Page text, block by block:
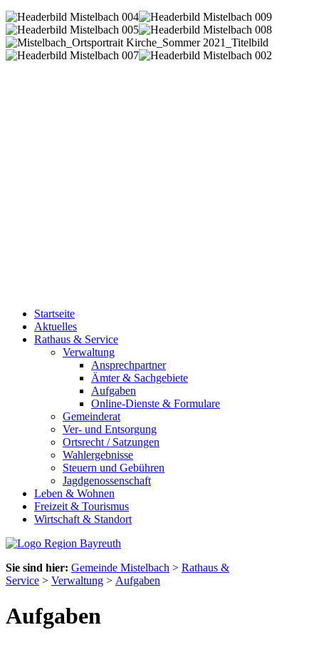
Startseite
Aktuelles
Rathaus & Service
Verwaltung
Ansprechpartner
Ämter & Sachgebiete
Aufgaben
Online-Dienste & Formulare
Gemeinderat
Ver- und Entsorgung
Ortsrecht / Satzungen
Wahlergebnisse
Steuern und Gebühren
Jagdgenossenschaft
Leben & Wohnen
Freizeit & Tourismus
Wirtschaft & Standort
Sie sind hier: Gemeinde Mistelbach > Rathaus &
Service > Verwaltung > Aufgaben
Aufgaben